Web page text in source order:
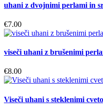
uhani z dvojnimi perlami in
€7.00
viseči uhani z brušenimi
€8.00
Viseči uhani s steklenimi